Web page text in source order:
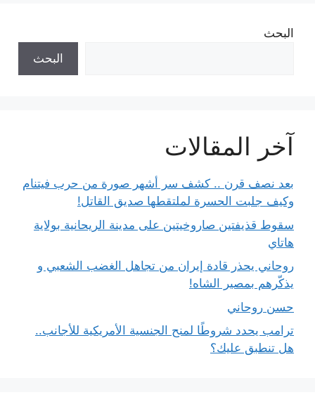
البحث
البحث
آخر المقالات
بعد نصف قرن .. كشف سر أشهر صورة من حرب فيتنام
وكيف جلبت الحسرة لملتقطها صديق القاتل!
سقوط قذيفتين صاروخيتين على مدينة الريحانية بولاية
هاتاي
روحاني يحذر قادة إيران من تجاهل الغضب الشعبي و
يذكّرهم بمصير الشاه!
حسن روحاني
ترامب يحدد شروطًا لمنح الجنسية الأمريكية للأجانب..
هل تنطبق عليك؟